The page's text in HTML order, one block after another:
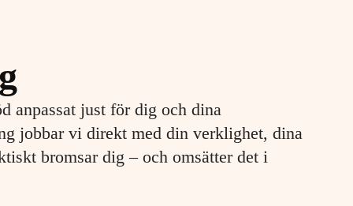
anpassat just för dig och dina
jobbar vi direkt med din verklighet, dina
bromsar dig – och omsätter det i